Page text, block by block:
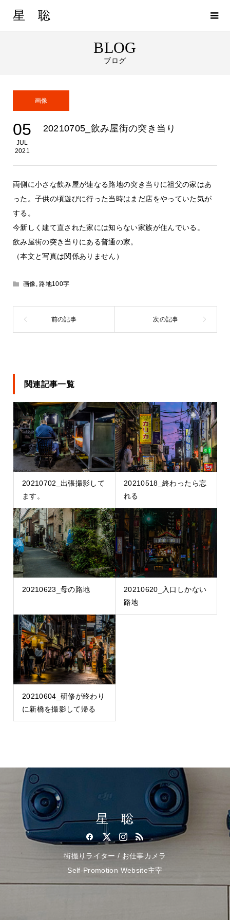
星 聡
BLOG
ブログ
画像
05
JUL
2021
20210705_飲み屋街の突き当り
両側に小さな飲み屋が連なる路地の突き当りに祖父の家はあ
った。子供の頃遊びに行った当時はまだ店をやっていた気が
する。
今新しく建て直された家には知らない家族が住んでいる。
飲み屋街の突き当りにある普通の家。
（本文と写真は関係ありません）
画像,路地100字
関連記事一覧
20210702_出張撮影して
ます。
20210518_終わったら忘
れる
20210623_母の路地
20210620_入口しかない
路地
20210604_研修が終わり
に新橋を撮影して帰る
星 聡
街撮りライター / お仕事カメラ
Self-Promotion Website主宰